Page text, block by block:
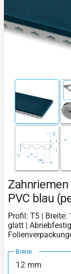
PVC blau
Profil: T5 | Breite:
glatt |
Breite
12 mm